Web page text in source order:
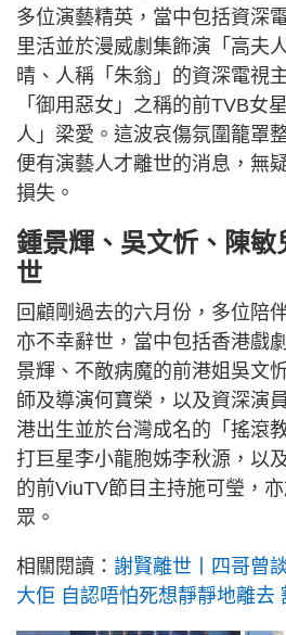
多位演藝精英，當中包括資深
里活並於漫威劇集飾演「高夫
晴、人稱「朱翁」的資深電視
「御用惡女」之稱的前TVB女
人」梁愛。這波哀傷氛圍籠罩
便有演藝人才離世的消息，無
損失。
鍾景輝、吳文忻、陳敏
世
回顧剛過去的六月份，多位陪
亦不幸辭世，當中包括香港戲
景輝、不敵病魔的前港姐吳文
師及導演何寶榮，以及資深演
港出生並於台灣成名的「搖滾
打巨星李小龍胞姊李秋源，以
的前ViuTV節目主持施可瑩，
眾。
相關閱讀： 謝賢離世丨四哥曾
大佢 自認唔怕死想靜靜地離去